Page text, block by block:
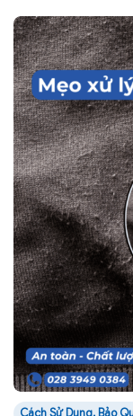
Cách Sử Dụng, Bảo